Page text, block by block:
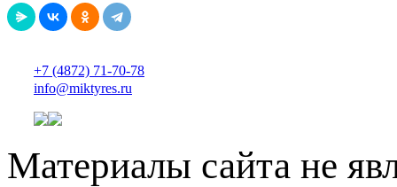
+7 (4872) 71-70-78
info@miktyres.ru
Материалы сайта не